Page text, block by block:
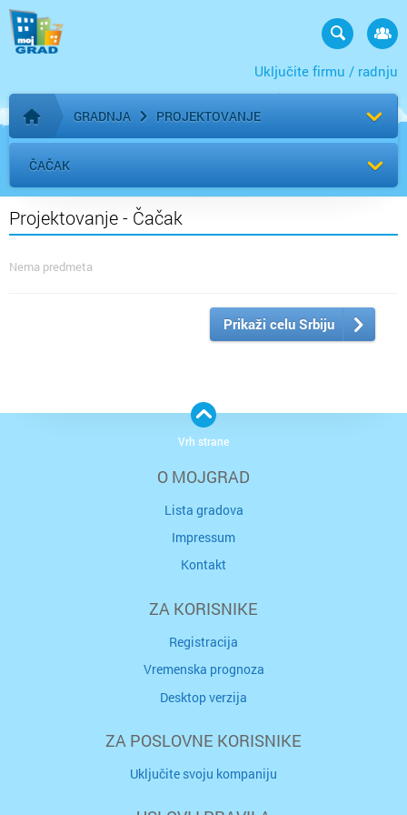
Uključite firmu / radnju
Početna stranica
GRADNJA PROJEKTOVANJE
ČAČAK
Projektovanje - Čačak
Nema predmeta
Prikaži celu Srbiju
O MOJGRAD
Lista gradova
Impressum
Kontakt
ZA KORISNIKE
Registracija
Vremenska prognoza
Desktop verzija
ZA POSLOVNE KORISNIKE
Uključite svoju kompaniju
Vrh strane